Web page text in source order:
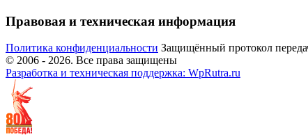
Правовая и техническая информация
Политика конфиденциальности Защищённый протокол
© 2006 - 2026. Все права защищены
Разработка и техническая поддержка: WpRutra.ru